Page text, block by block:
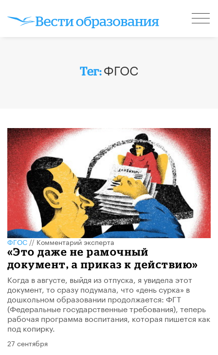
Тег:ФГОС
ФГОС//Комментарий эксперта
«Это даже не рамочный
документ, а приказ к действию»
Когда в августе, выйдя из отпуска, я увидела этот
документ, то сразу подумала, что «день сурка» в
дошкольном образовании продолжается: ФГТ
(Федеральные государственные требования), теперь
рабочая программа воспитания, которая пишется как
под копирку.
27 сентября